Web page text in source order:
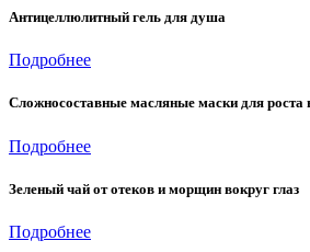
Антицеллюлитный гель для душа
Подробнее
Сложносоставные масляные маски для роста
Подробнее
Зеленый чай от отеков и морщин вокруг глаз
Подробнее